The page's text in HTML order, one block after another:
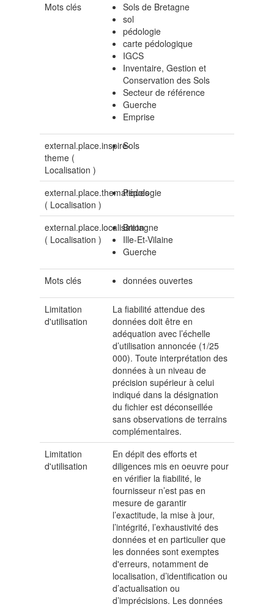
Mots clés
Sols de Bretagne
sol
pédologie
carte pédologique
IGCS
Inventaire, Gestion et
Conservation des Sols
Secteur de référence
Guerche
Emprise
external.place.inspire-
theme (
Localisation )
Sols
external.place.thematiques
( Localisation )
Pédologie
external.place.localisation
( Localisation )
Bretagne
Ille-Et-Vilaine
Guerche
Mots clés données ouvertes
Limitation
d'utilisation
La fiabilité attendue des
données doit être en
adéquation avec l’échelle
d’utilisation annoncée (1/25
000). Toute interprétation des
données à un niveau de
précision supérieur à celui
indiqué dans la désignation
du fichier est déconseillée
sans observations de terrains
complémentaires.
Limitation
d'utilisation
En dépit des efforts et
diligences mis en oeuvre pour
en vérifier la fiabilité, le
fournisseur n’est pas en
mesure de garantir
l’exactitude, la mise à jour,
l’intégrité, l’exhaustivité des
données et en particulier que
les données sont exemptes
d'erreurs, notamment de
localisation, d’identification ou
d’actualisation ou
d’imprécisions. Les données